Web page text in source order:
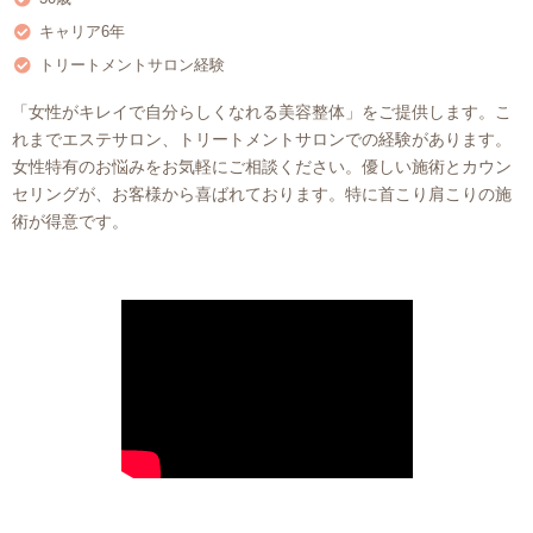
キャリア6年
トリートメントサロン経験
「女性がキレイで自分らしくなれる美容整体」をご提供します。こ
れまでエステサロン、トリートメントサロンでの経験があります。
女性特有のお悩みをお気軽にご相談ください。優しい施術とカウン
セリングが、お客様から喜ばれております。特に首こり肩こりの施
術が得意です。